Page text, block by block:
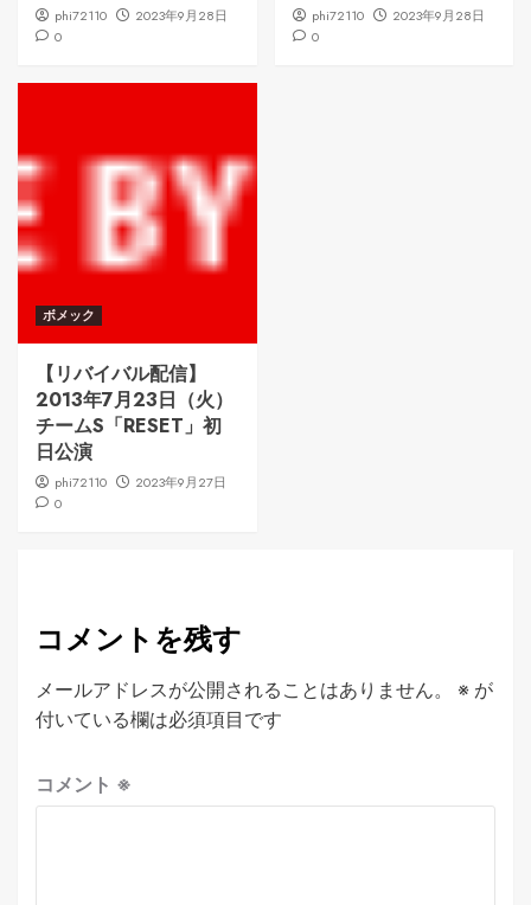
phi72110
2023年9月28日
0
phi72110
2023年9月28日
0
ボメック
【リバイバル配信】
2013年7月23日（火）
チームS「RESET」初
日公演
phi72110
2023年9月27日
0
コメントを残す
メールアドレスが公開されることはありません。 ※ が
付いている欄は必須項目です
コメント ※